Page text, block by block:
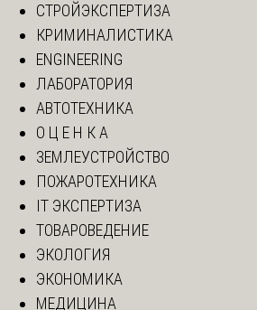
СТРОЙЭКСПЕРТИЗА
КРИМИНАЛИСТИКА
ENGINEERING
ЛАБОРАТОРИЯ
АВТОТЕХНИКА
О Ц Е Н К А
ЗЕМЛЕУСТРОЙСТВО
ПОЖАРОТЕХНИКА
IT ЭКСПЕРТИЗА
ТОВАРОВЕДЕНИЕ
ЭКОЛОГИЯ
ЭКОНОМИКА
МЕДИЦИНА